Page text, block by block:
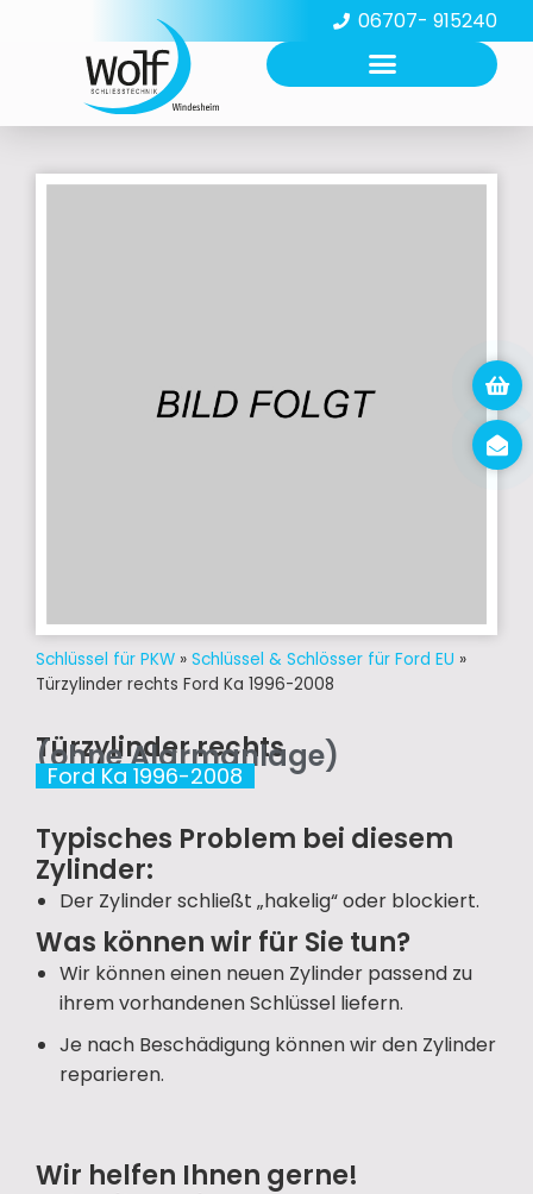
06707- 915240
Schlüssel für PKW » Schlüssel & Schlösser für Ford EU »
Türzylinder rechts Ford Ka 1996-2008
Türzylinder rechts
(ohne Alarmanlage)
Ford Ka 1996-2008
Typisches Problem bei diesem
Zylinder:
Der Zylinder schließt „hakelig“ oder blockiert.
Was können wir für Sie tun?
Wir können einen neuen Zylinder passend zu
ihrem vorhandenen Schlüssel liefern.
Je nach Beschädigung können wir den Zylinder
reparieren.
Wir helfen Ihnen gerne!